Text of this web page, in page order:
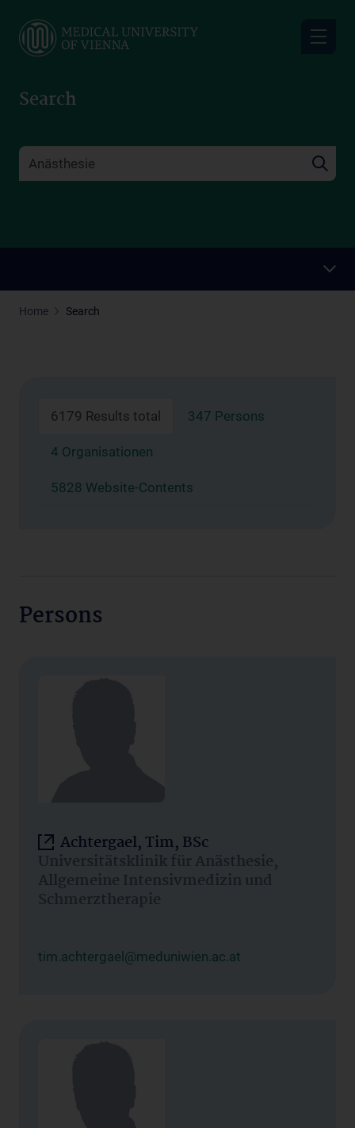
main
Search
Home Search
6179 Results total 347 Persons
4 Organisationen
5828 Website-Contents
Persons
Achtergael, Tim, BSc
Universitätsklinik für Anästhesie,
Allgemeine Intensivmedizin und
Schmerztherapie
tim.achtergael@meduniwien.ac.at